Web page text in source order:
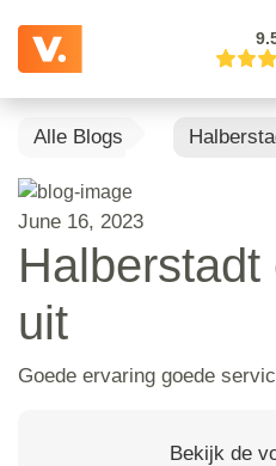
Alle Blogs
June 16, 2023
uit
Goede ervaring goede
Bekijk de